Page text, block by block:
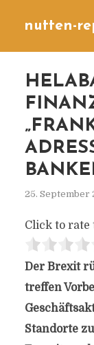
nutten-
25. September
Click to rate
Der Brexit
treffen
Standorte